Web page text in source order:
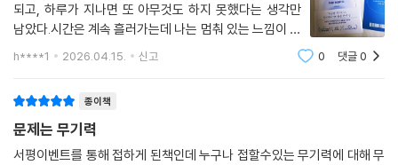
곧게 뻗은 고속도로를 질주하는 자동차는 의외로 위험에 노출되기 쉽다.
평탄한 길은 목적지에 빠르게 닿게 해주지만, 자칫 운전자가 지루함에 빠
지거나 자만심에 속도를 높이다 큰 사고로 이어질 수 있기 때문이다. 반면
더라도 오히려 안전하게 통과할 수 있다. 우리의 인생도 마찬가지다. 무기
력에 침잠했던 시간은 분명 당신의 삶에 깊은 가르침을 남길 것이다. … 언
젠가는 지금 이 무기력한 시간도 감사하게 여길 날이 분명히 올 것이다. 그
것이다.
하루를 그저 살아내는 인생을 떠올려보라. 두려움과 절망 속에서 겨우 버
짜 주인이 되어 주체적으로 선택하고 움직이는 삶이기 때문이다. 저자는
지금 무기력으로 고통받고 있더라도 반드시 그런 삶으로 나아갈 수 있다고
말한다.
되고, 하루가 지나면 또 아무것도 하지 못했다는 생각만
남았다.시간은 계속 흘러가는데 나는 멈춰 있는 느낌이 반
복됐다.그 상태에서 이 책 제목을 보자마자 멈췄다.문제는
h****1 2026.04.15. 신고 0 댓글0
종이책
문제는 무기력
서평이벤트를 통해 접하게 된책인데 누구나 접할수있는 무기력에 대해 무